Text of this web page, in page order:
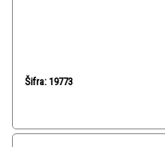
Šifra: 19773